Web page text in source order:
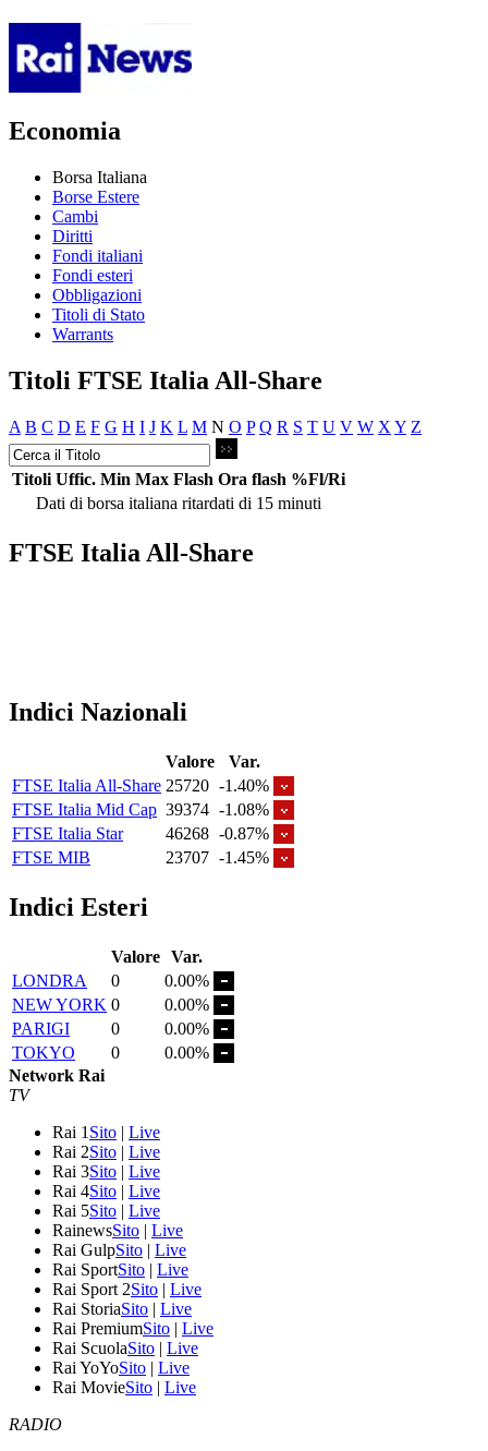
Economia
Borsa Italiana
Borse Estere
Cambi
Diritti
Fondi italiani
Fondi esteri
Obbligazioni
Titoli di Stato
Warrants
Titoli FTSE Italia All-Share
A B C D E F G H I J K L M N O P Q R S T U V W X Y Z
Titoli Uffic. Min Max Flash Ora flash %Fl/Ri
Dati di borsa italiana ritardati di 15 minuti
FTSE Italia All-Share
Indici Nazionali
Valore
Var.
FTSE Italia All-Share 25720 -1.40%
FTSE Italia Mid Cap 39374 -1.08%
FTSE Italia Star
46268 -0.87%
FTSE MIB
23707 -1.45%
Indici Esteri
Valore Var.
LONDRA
0
0.00%
NEW YORK 0
0.00%
PARIGI
0
0.00%
TOKYO
0
0.00%
Network Rai
TV
Rai 1 Sito | Live
Rai 2Sito | Live
Rai 3Sito | Live
Rai 4Sito | Live
Rai 5Sito | Live
RainewsSito | Live
Rai GulpSito | Live
Rai SportSito | Live
Rai Sport 2Sito | Live
Rai StoriaSito | Live
Rai PremiumSito | Live
Rai ScuolaSito | Live
Rai YoYoSito | Live
Rai MovieSito | Live
RADIO